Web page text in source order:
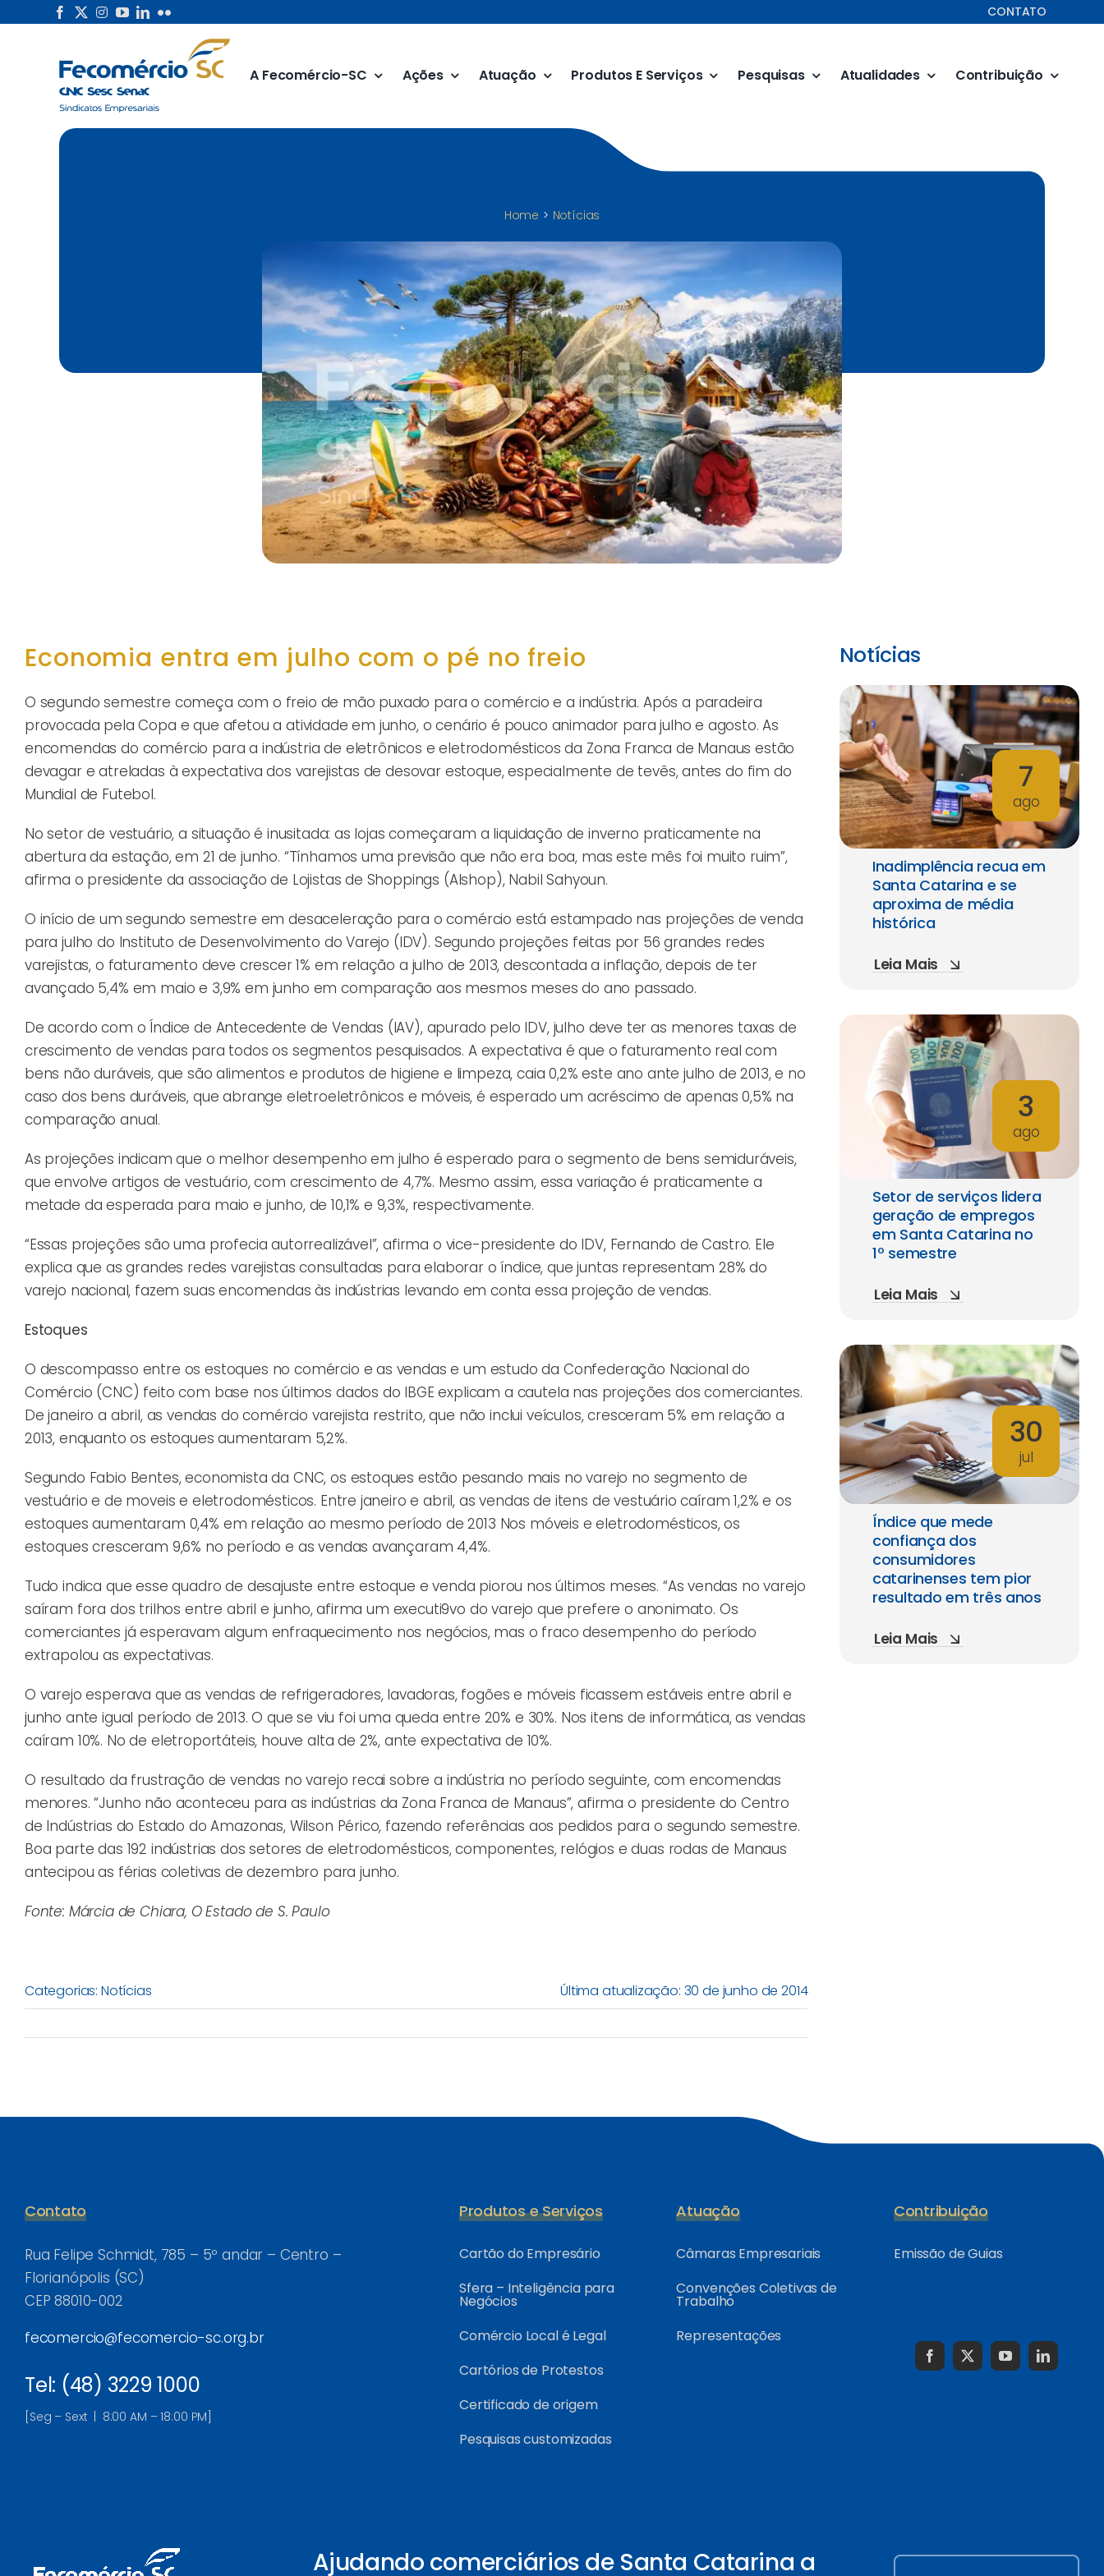
CONTATO
A Fecomércio-SC Ações Atuação Produtos E Serviços Pesquisas Atualidades Contribuição
Home Notícias
Economia entra em julho com o pé no freio
O segundo semestre começa com o freio de mão puxado para o comércio e a indústria. Após a paradeira
provocada pela Copa e que afetou a atividade em junho, o cenário é pouco animador para julho e agosto. As
encomendas do comércio para a indústria de eletrônicos e eletrodomésticos da Zona Franca de Manaus estão
devagar e atreladas à expectativa dos varejistas de desovar estoque, especialmente de tevês, antes do fim do
Mundial de Futebol.
No setor de vestuário, a situação é inusitada: as lojas começaram a liquidação de inverno praticamente na
abertura da estação, em 21 de junho. “Tínhamos uma previsão que não era boa, mas este mês foi muito ruim”,
afirma o presidente da associação de Lojistas de Shoppings (Alshop), Nabil Sahyoun.
O início de um segundo semestre em desaceleração para o comércio está estampado nas projeções de venda
para julho do Instituto de Desenvolvimento do Varejo (IDV). Segundo projeções feitas por 56 grandes redes
varejistas, o faturamento deve crescer 1% em relação a julho de 2013, descontada a inflação, depois de ter
avançado 5,4% em maio e 3,9% em junho em comparação aos mesmos meses do ano passado.
De acordo com o Índice de Antecedente de Vendas (IAV), apurado pelo IDV, julho deve ter as menores taxas de
crescimento de vendas para todos os segmentos pesquisados. A expectativa é que o faturamento real com
bens não duráveis, que são alimentos e produtos de higiene e limpeza, caia 0,2% este ano ante julho de 2013, e no
caso dos bens duráveis, que abrange eletroeletrônicos e móveis, é esperado um acréscimo de apenas 0,5% na
comparação anual.
As projeções indicam que o melhor desempenho em julho é esperado para o segmento de bens semiduráveis,
que envolve artigos de vestuário, com crescimento de 4,7%. Mesmo assim, essa variação é praticamente a
metade da esperada para maio e junho, de 10,1% e 9,3%, respectivamente.
“Essas projeções são uma profecia autorrealizável”, afirma o vice-presidente do IDV, Fernando de Castro. Ele
explica que as grandes redes varejistas consultadas para elaborar o índice, que juntas representam 28% do
varejo nacional, fazem suas encomendas às indústrias levando em conta essa projeção de vendas.
Estoques
O descompasso entre os estoques no comércio e as vendas e um estudo da Confederação Nacional do
Comércio (CNC) feito com base nos últimos dados do IBGE explicam a cautela nas projeções dos comerciantes.
De janeiro a abril, as vendas do comércio varejista restrito, que não inclui veículos, cresceram 5% em relação a
2013, enquanto os estoques aumentaram 5,2%.
Segundo Fabio Bentes, economista da CNC, os estoques estão pesando mais no varejo no segmento de
vestuário e de moveis e eletrodomésticos. Entre janeiro e abril, as vendas de itens de vestuário caíram 1,2% e os
estoques aumentaram 0,4% em relação ao mesmo período de 2013 Nos móveis e eletrodomésticos, os
estoques cresceram 9,6% no período e as vendas avançaram 4,4%.
Tudo indica que esse quadro de desajuste entre estoque e venda piorou nos últimos meses. “As vendas no varejo
saíram fora dos trilhos entre abril e junho, afirma um executi9vo do varejo que prefere o anonimato. Os
comerciantes já esperavam algum enfraquecimento nos negócios, mas o fraco desempenho do período
extrapolou as expectativas.
O varejo esperava que as vendas de refrigeradores, lavadoras, fogões e móveis ficassem estáveis entre abril e
junho ante igual período de 2013. O que se viu foi uma queda entre 20% e 30%. Nos itens de informática, as vendas
caíram 10%. No de eletroportáteis, houve alta de 2%, ante expectativa de 10%.
O resultado da frustração de vendas no varejo recai sobre a indústria no período seguinte, com encomendas
menores. “Junho não aconteceu para as indústrias da Zona Franca de Manaus”, afirma o presidente do Centro
de Indústrias do Estado do Amazonas, Wilson Périco, fazendo referências aos pedidos para o segundo semestre.
Boa parte das 192 indústrias dos setores de eletrodomésticos, componentes, relógios e duas rodas de Manaus
antecipou as férias coletivas de dezembro para junho.
Fonte: Márcia de Chiara, O Estado de S. Paulo
Categorias: Notícias Última atualização: 30 de junho de 2014
Notícias
7
ago
Inadimplência recua em
Santa Catarina e se
aproxima de média
histórica
Leia Mais
3
ago
Setor de serviços lidera
geração de empregos
em Santa Catarina no
1º semestre
Leia Mais
30
jul
Índice que mede
confiança dos
consumidores
catarinenses tem pior
resultado em três anos
Leia Mais
Contato
Rua Felipe Schmidt, 785 – 5º andar – Centro –
Florianópolis (SC)
CEP 88010-002
fecomercio@fecomercio-sc.org.br
Tel: (48) 3229 1000
[Seg – Sext | 8:00 AM – 18:00 PM]
Produtos e Serviços
Cartão do Empresário
Sfera – Inteligência para
Negócios
Comércio Local é Legal
Cartórios de Protestos
Certificado de origem
Pesquisas customizadas
Atuação
Câmaras Empresariais
Convenções Coletivas de
Trabalho
Representações
Contribuição
Emissão de Guias
Ajudando comerciários de Santa Catarina a